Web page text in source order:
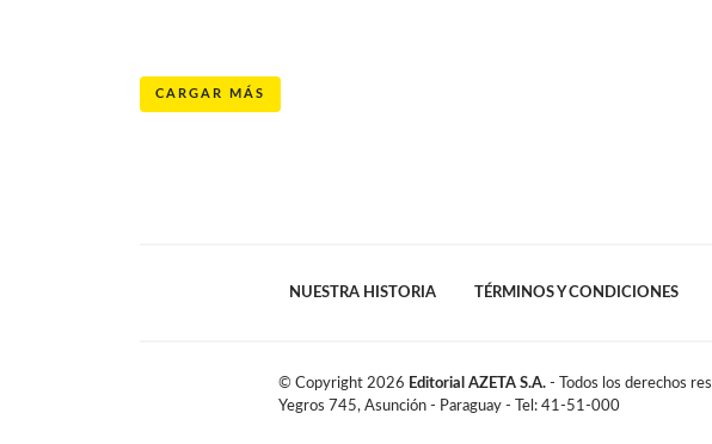
CARGAR MÁS
NUESTRA HISTORIA TÉRMINOS Y CONDICIONES
© Copyright 2026 Editorial AZETA S.A. - Todos los derechos
Yegros 745, Asunción - Paraguay - Tel: 41-51-000